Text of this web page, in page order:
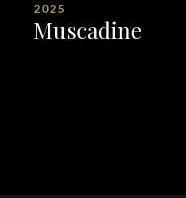
2025
Muscadine